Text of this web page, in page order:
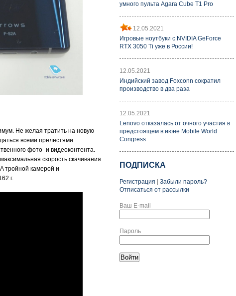
Не желая тратить на новую
всеми прелестями
фото- и видеоконтента.
скорость скачивания
тройной камерой и
г.
умного пульта Agara Cube T1 Pro
12.05.2021
Игровые ноутбуки с NVIDIA GeForce
RTX 3050 Ti уже в России!
12.05.2021
Индийский завод Foxconn сократил
производство в два раза
12.05.2021
Lenovo отказалась от очного участия в
предстоящем в июне Mobile World
Congress
ПОДПИСКА
Регистрация
Забыли пароль?
Отписаться от рассылки
Ваш E-mail
Пароль